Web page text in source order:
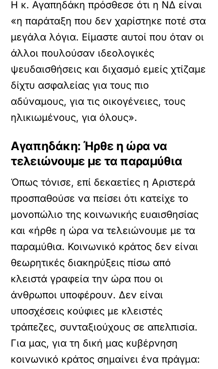
Η κ. Αγαπηδάκη πρόσθεσε ότι η ΝΔ είναι
«η παράταξη που δεν χαρίστηκε ποτέ στα
μεγάλα λόγια. Είμαστε αυτοί που όταν οι
άλλοι πουλούσαν ιδεολογικές
ψευδαισθήσεις και διχασμό εμείς χτίζαμε
δίχτυ ασφαλείας για τους πιο
αδύναμους, για τις οικογένειες, τους
ηλικιωμένους, για όλους».
Αγαπηδάκη: Ήρθε η ώρα να
τελειώνουμε με τα παραμύθια
Όπως τόνισε, επί δεκαετίες η Αριστερά
προσπαθούσε να πείσει ότι κατείχε το
μονοπώλιο της κοινωνικής ευαισθησίας
και «ήρθε η ώρα να τελειώνουμε με τα
παραμύθια. Κοινωνικό κράτος δεν είναι
θεωρητικές διακηρύξεις πίσω από
κλειστά γραφεία την ώρα που οι
άνθρωποι υποφέρουν. Δεν είναι
υποσχέσεις κούφιες με κλειστές
τράπεζες, συνταξιούχους σε απελπισία.
Για μας, για τη δική μας κυβέρνηση
κοινωνικό κράτος σημαίνει ένα πράγμα: